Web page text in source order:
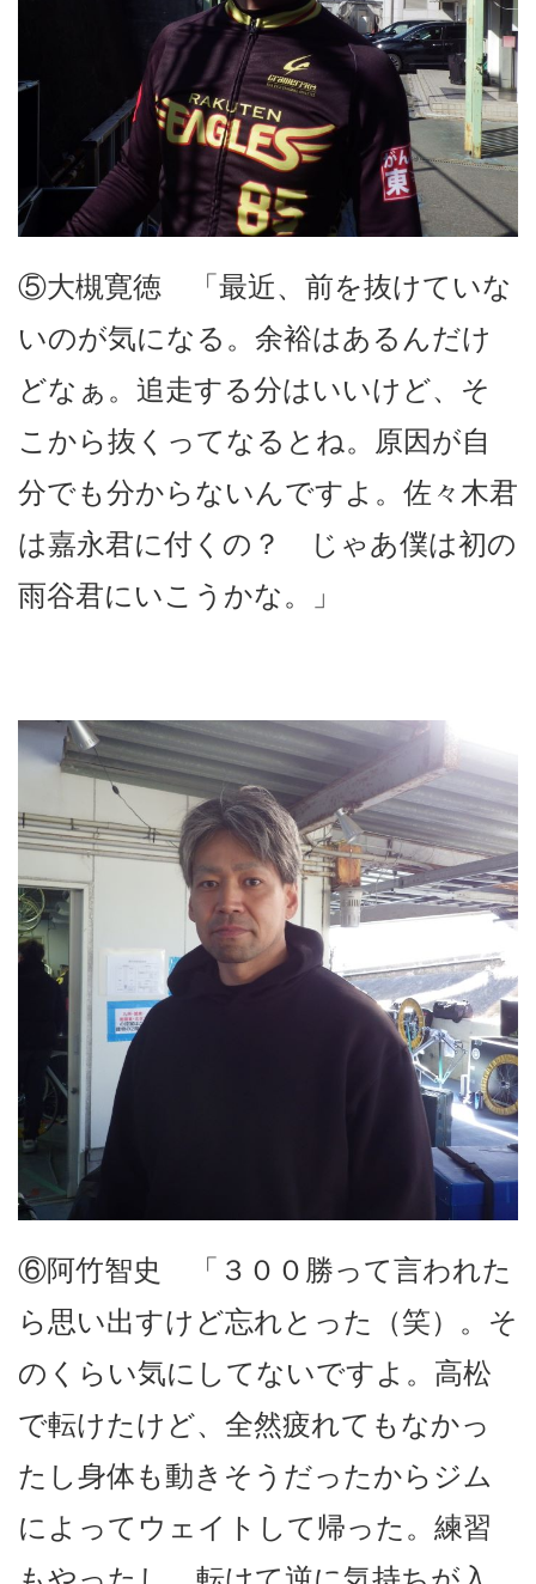
⑤大槻寛徳 「最近、前を抜けていな
いのが気になる。余裕はあるんだけ
どなぁ。追走する分はいいけど、そ
こから抜くってなるとね。原因が自
分でも分からないんですよ。佐々木君
は嘉永君に付くの？ じゃあ僕は初の
雨谷君にいこうかな。」
⑥阿竹智史 「３００勝って言われた
ら思い出すけど忘れとった（笑）。そ
のくらい気にしてないですよ。高松
で転けたけど、全然疲れてもなかっ
たし身体も動きそうだったからジム
によってウェイトして帰った。練習